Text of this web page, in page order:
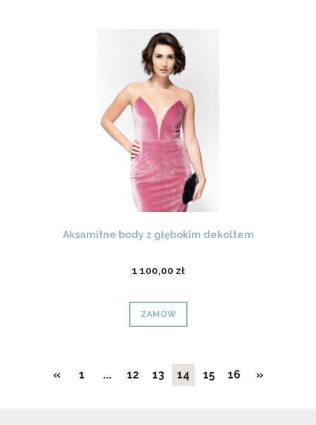
Aksamitne body z głębokim dekoltem
1 100,00 zł
ZAMÓW
« 1 ... 12 13 14 15 16 »